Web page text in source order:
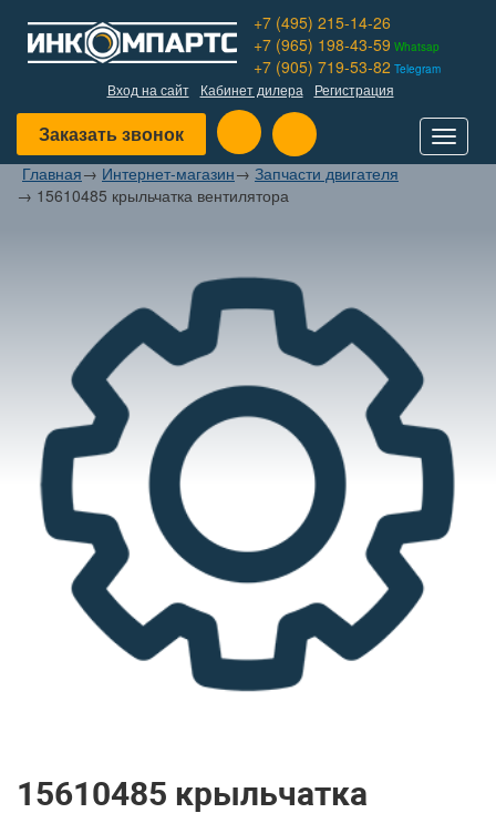
+7 (495) 215-14-26
+7 (965) 198-43-59 Whatsap
+7 (905) 719-53-82 Telegram
Вход на сайт Кабинет дилера Регистрация
Заказать звонок
Toggle
Главная→ Интернет-магазин→ Запчасти двигателя
→ 15610485 крыльчатка вентилятора
15610485 крыльчатка